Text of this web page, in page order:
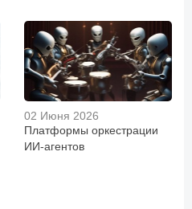
02 Июня 2026
Платформы оркестрации
ИИ-агентов